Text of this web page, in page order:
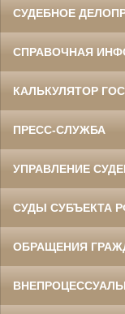
СУДЕБНОЕ
СПРАВОЧНАЯ
КАЛЬКУЛЯТОР
ПРЕСС-СЛУЖБА
УПРАВЛЕНИЕ
СУДЫ СУБЪЕКТА
ОБРАЩЕНИЯ